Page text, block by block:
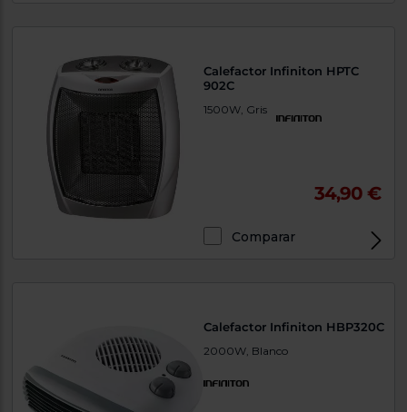
Calefactor Infiniton HPTC
902C
1500W, Gris
34,90 €
Comparar
Calefactor Infiniton HBP320C
2000W, Blanco